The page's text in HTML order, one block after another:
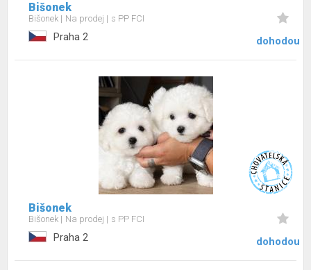
Bišonek
Bišonek Na prodej s PP FCI
Praha 2 dohodou
Bišonek
Bišonek Na prodej s PP FCI
Praha 2 dohodou